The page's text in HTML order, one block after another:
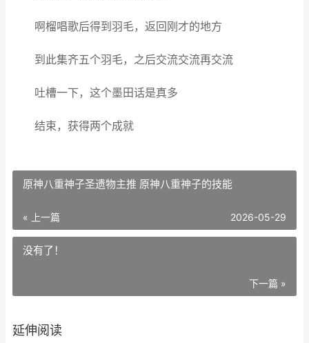
啊榴唱歌后得到羽毛，返回刚才的地方
到此集齐五个羽毛，之后交流交流再交流
吐槽一下，这个墨田话是真多
结束，获得两个成就
原神八重神子圣遗物主推 原神八重神子的技能
« 上一篇 2026-05-29
没有了！
下一篇 »
延伸阅读